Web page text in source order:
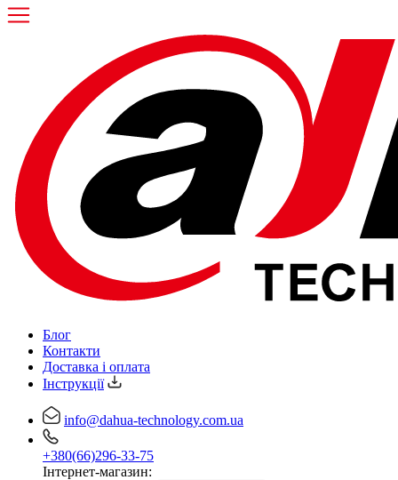
Блог
Контакти
Доставка і оплата
Інструкції
info@dahua-technology.com.ua
+380(66)296-33-75
Інтернет-магазин: